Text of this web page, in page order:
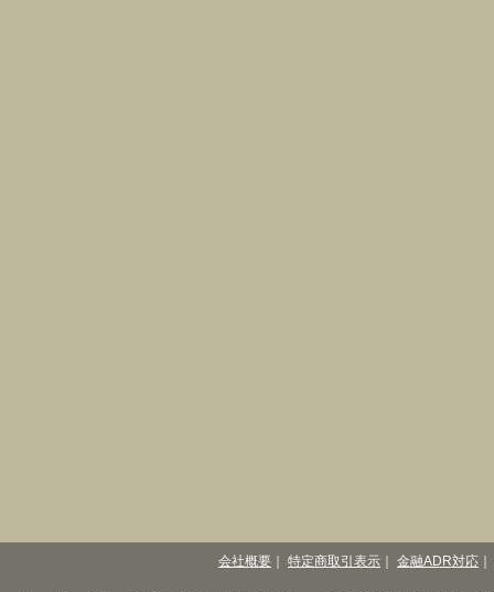
会社概要 特定商取引表示 金融ADR対応